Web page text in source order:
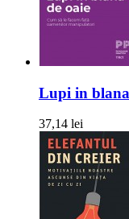
Lupi in blana
37,14 lei